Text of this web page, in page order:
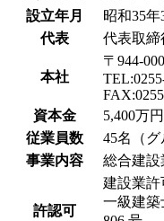
設立年月
昭和35年
代表
代表取締
本社
〒944-
資本金
5,400万円
従業員数
45名（グ
事業内容
総合建設
許認可
建設業許
一級建築